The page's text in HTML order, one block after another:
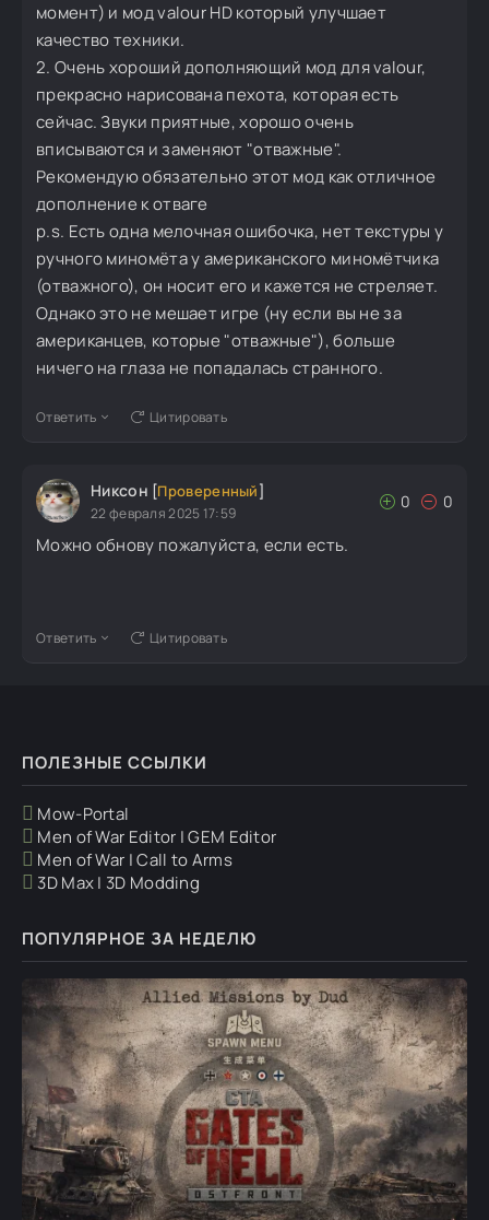
момент) и мод valour HD который улучшает
качество техники.
2. Очень хороший дополняющий мод для valour,
прекрасно нарисована пехота, которая есть
сейчас. Звуки приятные, хорошо очень
вписываются и заменяют "отважные".
Рекомендую обязательно этот мод как отличное
дополнение к отваге
p.s. Есть одна мелочная ошибочка, нет текстуры у
ручного миномёта у американского миномётчика
(отважного), он носит его и кажется не стреляет.
Однако это не мешает игре (ну если вы не за
американцев, которые "отважные"), больше
ничего на глаза не попадалась странного.
Ответить Цитировать
Никсон [Проверенный]
22 февраля 2025 17:59
0 0
Можно обнову пожалуйста, если есть.
Ответить Цитировать
ПОЛЕЗНЫЕ ССЫЛКИ
Mow-Portal
Men of War Editor | GEM Editor
Men of War | Call to Arms
3D Max | 3D Modding
ПОПУЛЯРНОЕ ЗА НЕДЕЛЮ